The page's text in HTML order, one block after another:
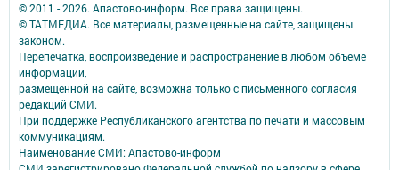
© 2011 - 2026. Апастово-информ. Все права защищены.
© ТАТМЕДИА. Все материалы, размещенные на сайте, защищены
законом.
Перепечатка, воспроизведение и распространение в любом объеме
информации,
размещенной на сайте, возможна только с письменного согласия
редакций СМИ.
При поддержке Республиканского агентства по печати и массовым
коммуникациям.
Наименование СМИ: Апастово-информ